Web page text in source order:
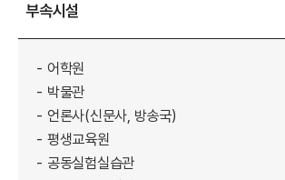
부속시설
어학원
박물관
언론사(신문사, 방송국)
평생교육원
공동실험실습관